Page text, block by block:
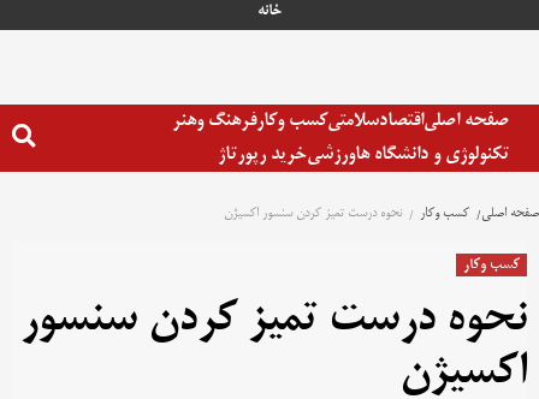
خانه
صفحه اصلیاقتصادسلامتیکسب وکارفرهنگ وهنر
تکنولوژی و دانشگاه هاورزشیخرید رپورتاژ
صفحه اصلی کسب وکار نحوه درست تمیز کردن سنسور اکسیژن
کسب وکار
نحوه درست تمیز کردن سنسور
اکسیژن